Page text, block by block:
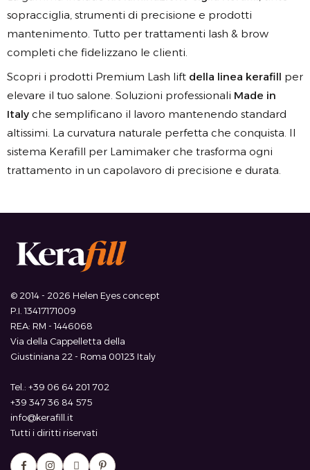
sopracciglia, strumenti di precisione e prodotti
mantenimento. Tutto per trattamenti lash & brow
completi che fidelizzano le clienti.
Scopri i prodotti Premium Lash lift della linea kerafill per
elevare il tuo salone. Soluzioni professionali Made in
Italy che semplificano il lavoro mantenendo standard
altissimi. La curvatura naturale perfetta che conquista. Il
sistema Kerafill per Lamimaker che trasforma ogni
trattamento in un capolavoro di precisione e durata.
© 2014 - 2026 Helen Eyes concept
P.I. 13417171009
REA: RM - 1446068
Via della Cappelletta della
Giustiniana 22 - Roma 00123 Italy
Tel.: +39 06 64 201 702
+39 347 36 84 575
info@kerafill.it
Tutti i diritti riservati